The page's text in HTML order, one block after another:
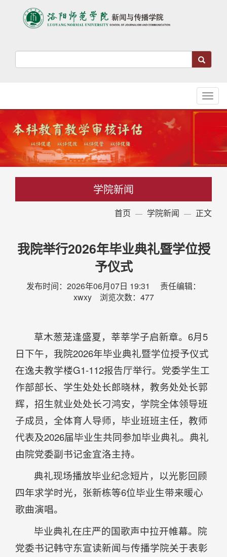
学院新闻
首页 学院新闻 正文
我院举行2026年毕业典礼暨学位授
予仪式
发布时间：2026年06月07日 19:31 责任编辑：
xwxy 浏览次数： 477
草木葱茏逢盛夏，莘莘学子启新章。6月5
日下午，我院2026年毕业典礼暨学位授予仪式
在逸夫教学楼G1-112报告厅举行。党委学生工
作部部长、学生处处长郎晓林，教务处处长郭
辉，招生就业处处长刁鸿安，学院全体领导班
子成员，全体育人导师，毕业班班主任，教师
代表及2026届毕业生共同参加毕业典礼。典礼
由院党委副书记金宜洛主持。
典礼现场播放毕业纪念短片，以光影回顾
四年求学时光，张新栋等6位毕业生带来暖心
歌曲演唱。
毕业典礼在庄严的国歌声中拉开帷幕。院
党委书记韩守东宣读新闻与传播学院关于表彰